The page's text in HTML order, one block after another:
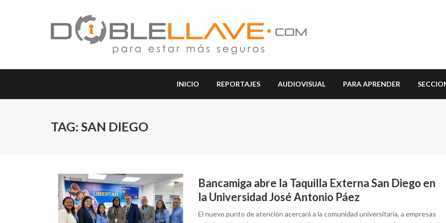
INICIO REPORTAJES AUDIOVISUAL PARA APRENDER
TAG: SAN DIEGO
Bancamiga abre la Taquilla Externa San Diego en
la Universidad José Antonio Páez
El nuevo punto de atención acercará a la comunidad universitaria, a empresas